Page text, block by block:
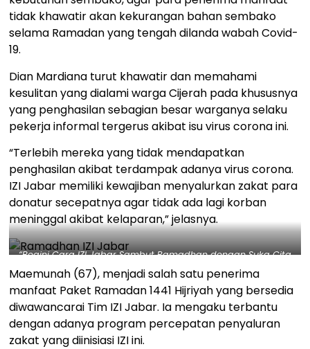
tidak khawatir akan kekurangan bahan sembako
selama Ramadan yang tengah dilanda wabah Covid-
19.
Dian Mardiana turut khawatir dan memahami
kesulitan yang dialami warga Cijerah pada khususnya
yang penghasilan sebagian besar warganya selaku
pekerja informal tergerus akibat isu virus corona ini.
“Terlebih mereka yang tidak mendapatkan
penghasilan akibat terdampak adanya virus corona.
IZI Jabar memiliki kewajiban menyalurkan zakat para
donatur secepatnya agar tidak ada lagi korban
meninggal akibat kelaparan,” jelasnya.
“Begini Cara IZI Jabar Sambut Ramadhan dengan Suka Cita
di Tengah Pandemi” – Dok. IZI
Maemunah (67), menjadi salah satu penerima
manfaat Paket Ramadan 1441 Hijriyah yang bersedia
diwawancarai Tim IZI Jabar. Ia mengaku terbantu
dengan adanya program percepatan penyaluran
zakat yang diinisiasi IZI ini.